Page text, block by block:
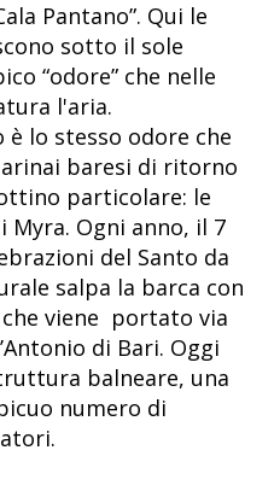
Pantano”. Qui le
sotto il sole
“odore” che nelle
l'aria.
lo stesso odore che
baresi di ritorno
particolare: le
Myra. Ogni anno, il 7
del Santo da
salpa la barca con
viene portato via
di Bari. Oggi
balneare, una
numero di